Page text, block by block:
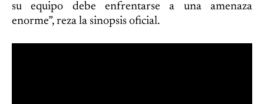
su equipo debe enfrentarse a una amenaza
enorme”, reza la sinopsis oficial.